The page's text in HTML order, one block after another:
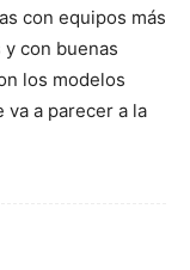
con equipos más
con buenas
los modelos
va a parecer a la